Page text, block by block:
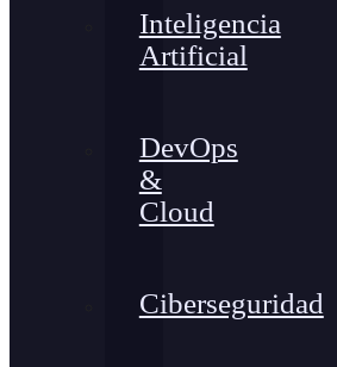
Inteligencia
Artificial
DevOps
&
Cloud
Ciberseguridad